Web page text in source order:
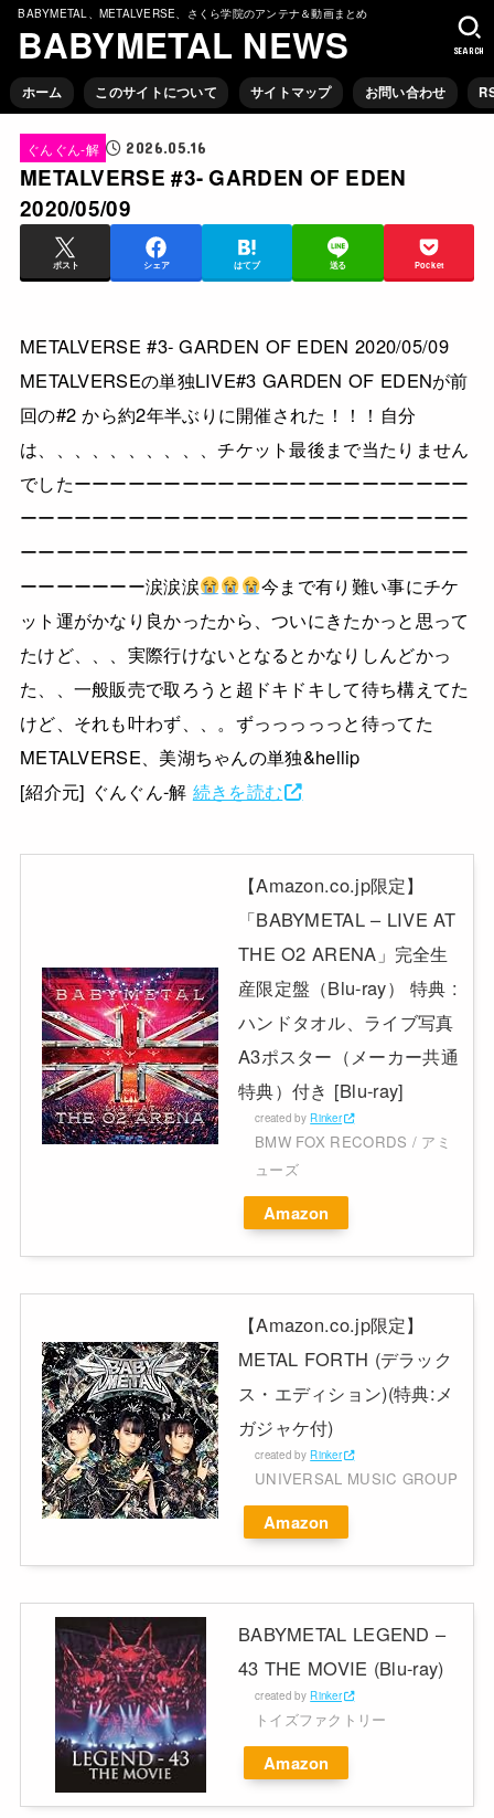
BABYMETAL、METALVERSE、さくら学院のアンテナ＆動画まとめ
BABYMETAL NEWS
ホーム このサイトについて サイトマップ お問い合わせ
SEARCH
ぐんぐん-解 2026.05.16
METALVERSE #3- GARDEN OF EDEN
2020/05/09
ポスト シェア はてブ 送る Pocket
METALVERSE #3- GARDEN OF EDEN 2020/05/09
METALVERSEの単独LIVE#3 GARDEN OF EDENが前
回の#2 から約2年半ぶりに開催された！！！自分
は、、、、、、、、、、チケット最後まで当たりません
でしたーーーーーーーーーーーーーーーーーーーーーー
ーーーーーーーーーーーーーーーーーーーーーーーーー
ーーーーーーーーーーーーーーーーーーーーーーーーー
ーーーーーーー涙涙涙
今まで有り難い事にチケ
ット運がかなり良かったから、ついにきたかっと思って
たけど、、、実際行けないとなるとかなりしんどかっ
た、、一般販売で取ろうと超ドキドキして待ち構えてた
けど、それも叶わず、、。ずっっっっっと待ってた
METALVERSE、美湖ちゃんの単独&hellip
[紹介元] ぐんぐん-解 続きを読む
【Amazon.co.jp限定】
「BABYMETAL – LIVE AT
THE O2 ARENA」完全生
産限定盤（Blu-ray） 特典 :
ハンドタオル、ライブ写真
A3ポスター（メーカー共通
特典）付き [Blu-ray]
created by Rinker
BMW FOX RECORDS / アミ
ューズ
Amazon
【Amazon.co.jp限定】
METAL FORTH (デラック
ス・エディション)(特典:メ
ガジャケ付)
created by Rinker
UNIVERSAL MUSIC GROUP
Amazon
BABYMETAL LEGEND –
43 THE MOVIE (Blu-ray)
created by Rinker
トイズファクトリー
Amazon